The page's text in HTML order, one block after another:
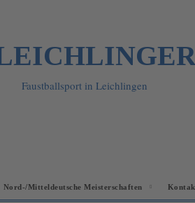
Faustballsport in Leichlingen
Nord-/Mitteldeutsche Meisterschaften